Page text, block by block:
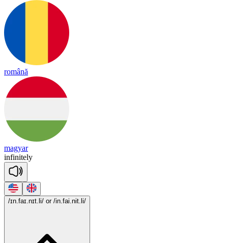
română
magyar
infinitely
/ɪn.faɪ.nɪt.li/ or /in.fai.nit.li/